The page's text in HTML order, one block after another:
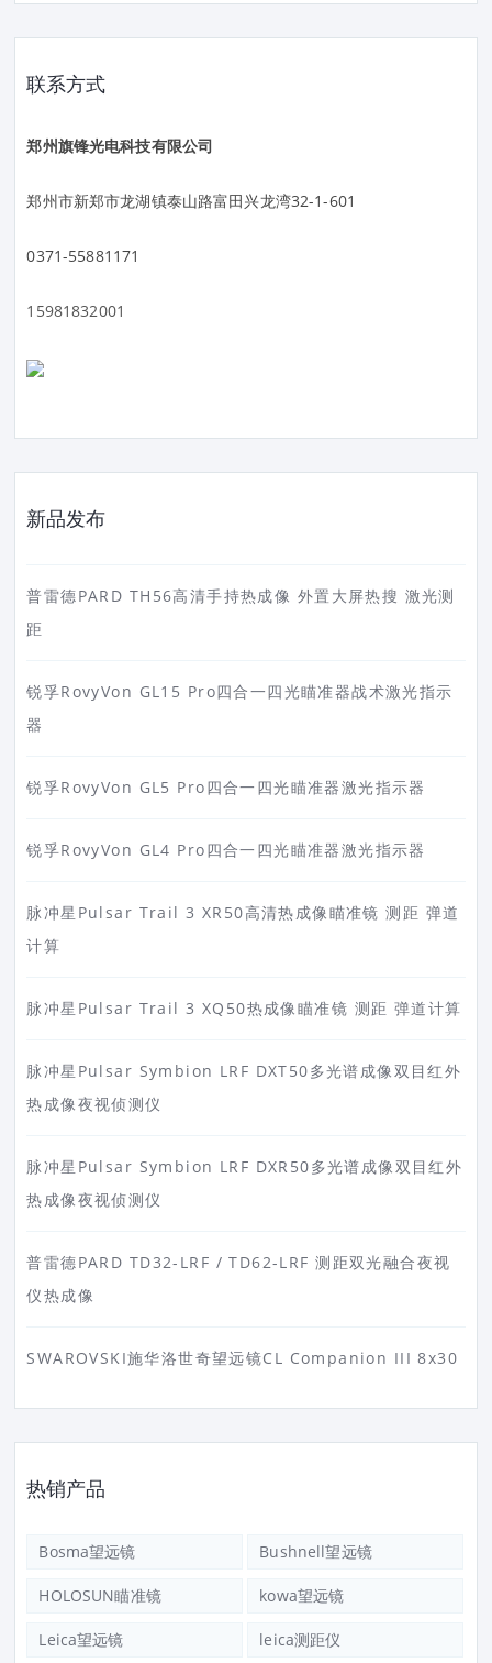
联系方式
郑州旗锋光电科技有限公司
郑州市新郑市龙湖镇泰山路富田兴龙湾32-1-601
0371-55881171
15981832001
新品发布
普雷德PARD TH56高清手持热成像 外置大屏热搜 激光测
距
锐孚RovyVon GL15 Pro四合一四光瞄准器战术激光指示
器
锐孚RovyVon GL5 Pro四合一四光瞄准器激光指示器
锐孚RovyVon GL4 Pro四合一四光瞄准器激光指示器
脉冲星Pulsar Trail 3 XR50高清热成像瞄准镜 测距 弹道
计算
脉冲星Pulsar Trail 3 XQ50热成像瞄准镜 测距 弹道计算
脉冲星Pulsar Symbion LRF DXT50多光谱成像双目红外
热成像夜视侦测仪
脉冲星Pulsar Symbion LRF DXR50多光谱成像双目红外
热成像夜视侦测仪
普雷德PARD TD32-LRF / TD62-LRF 测距双光融合夜视
仪热成像
SWAROVSKI施华洛世奇望远镜CL Companion III 8x30
热销产品
Bosma望远镜 Bushnell望远镜
HOLOSUN瞄准镜 kowa望远镜
Leica望远镜 leica测距仪